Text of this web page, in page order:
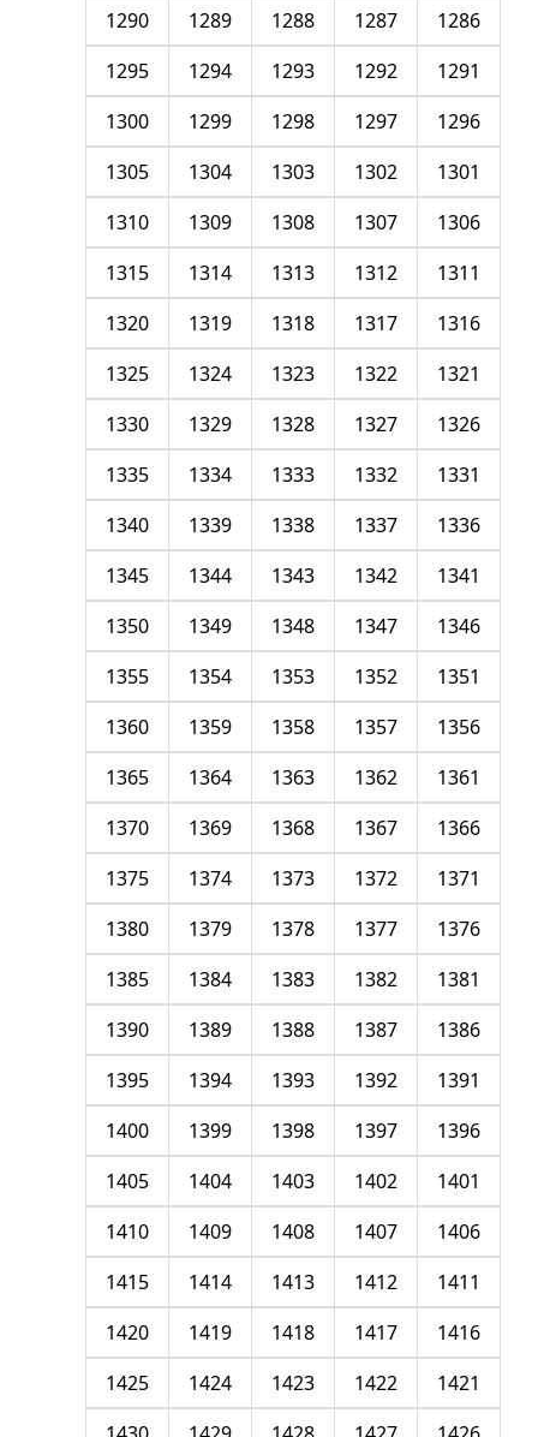
1286
1287
1288
1289
1290
1291
1292
1293
1294
1295
1296
1297
1298
1299
1300
1301
1302
1303
1304
1305
1306
1307
1308
1309
1310
1311
1312
1313
1314
1315
1316
1317
1318
1319
1320
1321
1322
1323
1324
1325
1326
1327
1328
1329
1330
1331
1332
1333
1334
1335
1336
1337
1338
1339
1340
1341
1342
1343
1344
1345
1346
1347
1348
1349
1350
1351
1352
1353
1354
1355
1356
1357
1358
1359
1360
1361
1362
1363
1364
1365
1366
1367
1368
1369
1370
1371
1372
1373
1374
1375
1376
1377
1378
1379
1380
1381
1382
1383
1384
1385
1386
1387
1388
1389
1390
1391
1392
1393
1394
1395
1396
1397
1398
1399
1400
1401
1402
1403
1404
1405
1406
1407
1408
1409
1410
1411
1412
1413
1414
1415
1416
1417
1418
1419
1420
1421
1422
1423
1424
1425